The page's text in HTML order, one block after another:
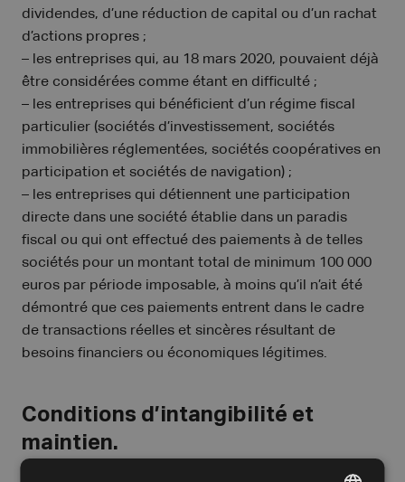
dividendes, d’une réduction de capital ou d’un rachat
d’actions propres ;
– les entreprises qui, au 18 mars 2020, pouvaient déjà
être considérées comme étant en difficulté ;
– les entreprises qui bénéficient d’un régime fiscal
particulier (sociétés d’investissement, sociétés
immobilières réglementées, sociétés coopératives en
participation et sociétés de navigation) ;
– les entreprises qui détiennent une participation
directe dans une société établie dans un paradis
fiscal ou qui ont effectué des paiements à de telles
sociétés pour un montant total de minimum 100 000
euros par période imposable, à moins qu’il n’ait été
démontré que ces paiements entrent dans le cadre
de transactions réelles et sincères résultant de
besoins financiers ou économiques légitimes.
Conditions d’intangibilité et
maintien.